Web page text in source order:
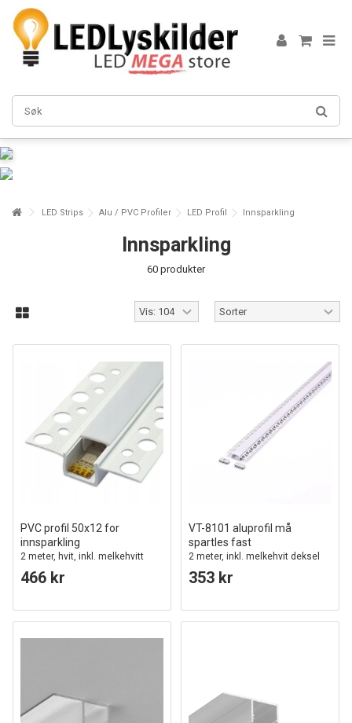
LED Strips Alu / PVC Profiler LED Profil Innsparkling
Innsparkling
60 produkter
PVC profil 50x12 for
innsparkling
2 meter, hvit, inkl. melkehvitt
deksel
466 kr
VT-8101 aluprofil må
spartles fast
2 meter, inkl. melkehvit deksel
og ender
353 kr